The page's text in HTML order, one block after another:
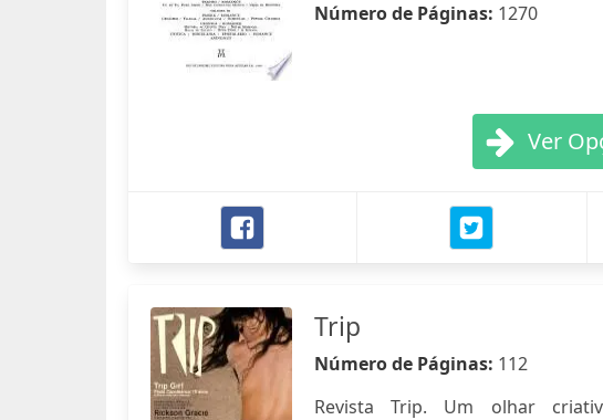
Número de Páginas: 1270
Ver
Trip
Número de Páginas: 112
Revista Trip. Um olhar